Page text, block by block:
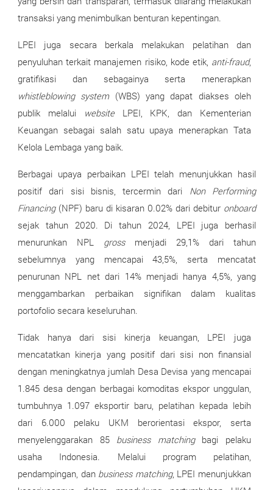
transaksi yang menimbulkan benturan kepentingan.
LPEI juga secara berkala melakukan pelatihan dan
penyuluhan terkait manajemen risiko, kode etik, anti-fraud,
gratifikasi dan sebagainya serta menerapkan
whistleblowing system (WBS) yang dapat diakses oleh
publik melalui
website LPEI, KPK, dan Kementerian
Keuangan sebagai salah satu upaya menerapkan Tata
Kelola Lembaga yang baik.
Berbagai upaya perbaikan LPEI telah menunjukkan hasil
positif dari sisi bisnis, tercermin dari Non Performing
Financing (NPF) baru di kisaran 0.02% dari debitur onboard
sejak tahun 2020. Di tahun 2024, LPEI juga berhasil
menurunkan NPL gross menjadi 29,1% dari tahun
sebelumnya yang mencapai 43,5%, serta mencatat
penurunan NPL net dari 14% menjadi hanya 4,5%, yang
menggambarkan perbaikan signifikan dalam kualitas
portofolio secara keseluruhan.
Tidak hanya dari sisi kinerja keuangan, LPEI juga
mencatatkan kinerja yang positif dari sisi non finansial
dengan meningkatnya jumlah Desa Devisa yang mencapai
1.845 desa dengan berbagai komoditas ekspor unggulan,
tumbuhnya 1.097 eksportir baru, pelatihan kepada lebih
dari 6.000 pelaku UKM berorientasi ekspor, serta
menyelenggarakan 85 business matching bagi pelaku
usaha Indonesia. Melalui program pelatihan,
pendampingan, dan business matching, LPEI menunjukkan